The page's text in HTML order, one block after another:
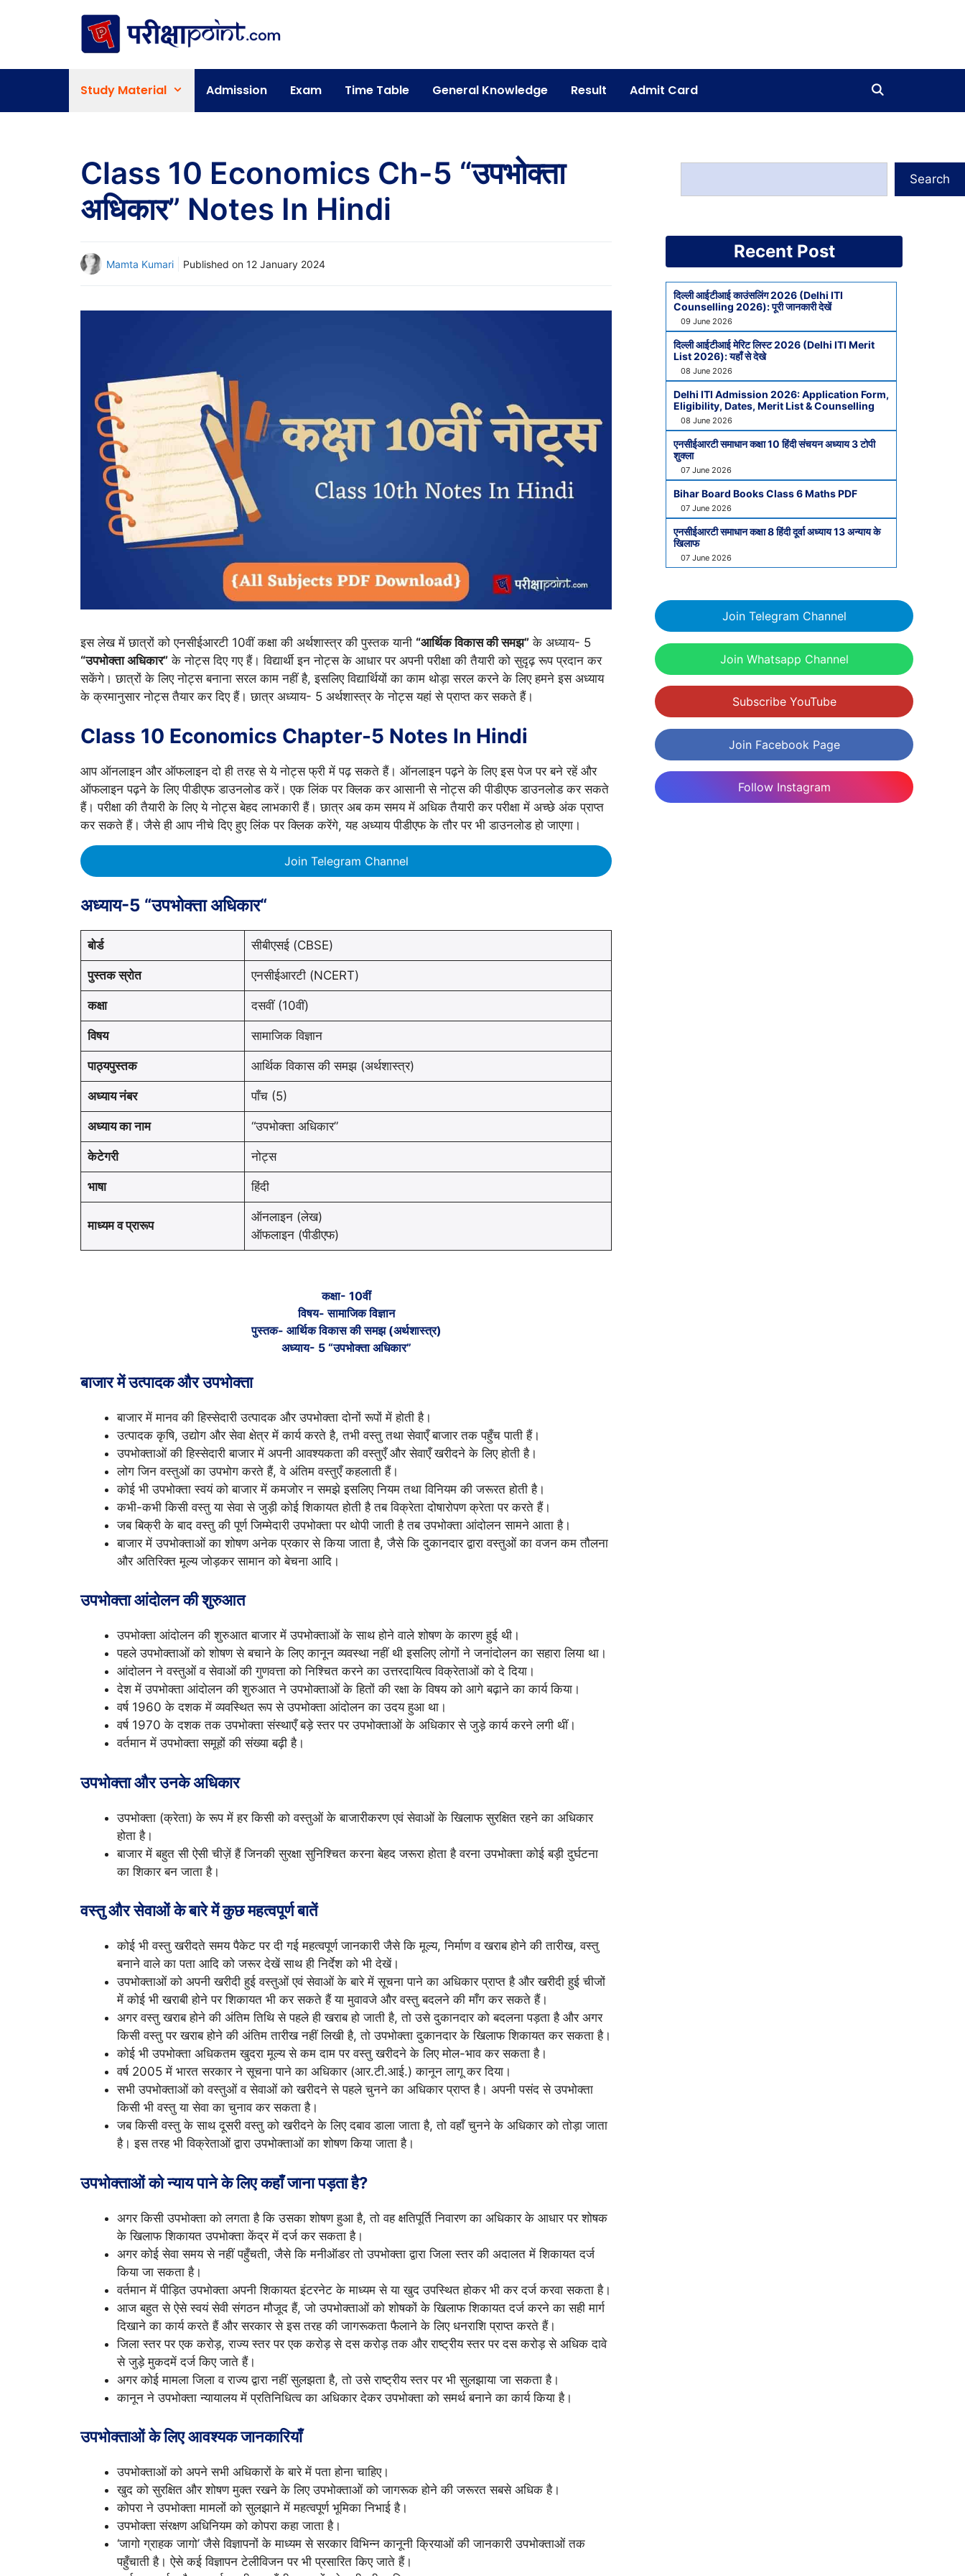
Study Material Admission Exam Time Table General Knowledge Result Admit Card
Class 10 Economics Ch-5 “उपभोक्ता
अधिकार” Notes In Hindi
Mamta Kumari Published on 12 January 2024
इस लेख में छात्रों को एनसीईआरटी 10वीं कक्षा की अर्थशास्त्र की पुस्तक यानी “आर्थिक विकास की समझ” के अध्याय- 5
“उपभोक्ता अधिकार” के नोट्स दिए गए हैं। विद्यार्थी इन नोट्स के आधार पर अपनी परीक्षा की तैयारी को सुदृढ़ रूप प्रदान कर
सकेंगे। छात्रों के लिए नोट्स बनाना सरल काम नहीं है, इसलिए विद्यार्थियों का काम थोड़ा सरल करने के लिए हमने इस अध्याय
के क्रमानुसार नोट्स तैयार कर दिए हैं। छात्र अध्याय- 5 अर्थशास्त्र के नोट्स यहां से प्राप्त कर सकते हैं।
Class 10 Economics Chapter-5 Notes In Hindi
आप ऑनलाइन और ऑफलाइन दो ही तरह से ये नोट्स फ्री में पढ़ सकते हैं। ऑनलाइन पढ़ने के लिए इस पेज पर बने रहें और
ऑफलाइन पढ़ने के लिए पीडीएफ डाउनलोड करें। एक लिंक पर क्लिक कर आसानी से नोट्स की पीडीएफ डाउनलोड कर सकते
हैं। परीक्षा की तैयारी के लिए ये नोट्स बेहद लाभकारी हैं। छात्र अब कम समय में अधिक तैयारी कर परीक्षा में अच्छे अंक प्राप्त
कर सकते हैं। जैसे ही आप नीचे दिए हुए लिंक पर क्लिक करेंगे, यह अध्याय पीडीएफ के तौर पर भी डाउनलोड हो जाएगा।
Join Telegram Channel
अध्याय-5 “उपभोक्ता अधिकार“
बोर्ड सीबीएसई (CBSE)
पुस्तक स्रोत एनसीईआरटी (NCERT)
कक्षा दसवीं (10वीं)
विषय सामाजिक विज्ञान
पाठ्यपुस्तक आर्थिक विकास की समझ (अर्थशास्त्र)
अध्याय नंबर पाँच (5)
अध्याय का नाम “उपभोक्ता अधिकार”
केटेगरी नोट्स
भाषा हिंदी
माध्यम व प्रारूप
ऑनलाइन (लेख)
ऑफलाइन (पीडीएफ)
कक्षा- 10वीं
विषय- सामाजिक विज्ञान
पुस्तक- आर्थिक विकास की समझ (अर्थशास्त्र)
अध्याय- 5 “उपभोक्ता अधिकार”
बाजार में उत्पादक और उपभोक्ता
बाजार में मानव की हिस्सेदारी उत्पादक और उपभोक्ता दोनों रूपों में होती है।
उत्पादक कृषि, उद्योग और सेवा क्षेत्र में कार्य करते है, तभी वस्तु तथा सेवाएँ बाजार तक पहुँच पाती हैं।
उपभोक्ताओं की हिस्सेदारी बाजार में अपनी आवश्यकता की वस्तुएँ और सेवाएँ खरीदने के लिए होती है।
लोग जिन वस्तुओं का उपभोग करते हैं, वे अंतिम वस्तुएँ कहलाती हैं।
कोई भी उपभोक्ता स्वयं को बाजार में कमजोर न समझे इसलिए नियम तथा विनियम की जरूरत होती है।
कभी-कभी किसी वस्तु या सेवा से जुड़ी कोई शिकायत होती है तब विक्रेता दोषारोपण क्रेता पर करते हैं।
जब बिक्री के बाद वस्तु की पूर्ण जिम्मेदारी उपभोक्ता पर थोपी जाती है तब उपभोक्ता आंदोलन सामने आता है।
बाजार में उपभोक्ताओं का शोषण अनेक प्रकार से किया जाता है, जैसे कि दुकानदार द्वारा वस्तुओं का वजन कम तौलना
और अतिरिक्त मूल्य जोड़कर सामान को बेचना आदि।
उपभोक्ता आंदोलन की शुरुआत
उपभोक्ता आंदोलन की शुरुआत बाजार में उपभोक्ताओं के साथ होने वाले शोषण के कारण हुई थी।
पहले उपभोक्ताओं को शोषण से बचाने के लिए कानून व्यवस्था नहीं थी इसलिए लोगों ने जनांदोलन का सहारा लिया था।
आंदोलन ने वस्तुओं व सेवाओं की गुणवत्ता को निश्चित करने का उत्तरदायित्व विक्रेताओं को दे दिया।
देश में उपभोक्ता आंदोलन की शुरुआत ने उपभोक्ताओं के हितों की रक्षा के विषय को आगे बढ़ाने का कार्य किया।
वर्ष 1960 के दशक में व्यवस्थित रूप से उपभोक्ता आंदोलन का उदय हुआ था।
वर्ष 1970 के दशक तक उपभोक्ता संस्थाएँ बड़े स्तर पर उपभोक्ताओं के अधिकार से जुड़े कार्य करने लगी थीं।
वर्तमान में उपभोक्ता समूहों की संख्या बढ़ी है।
उपभोक्ता और उनके अधिकार
उपभोक्ता (क्रेता) के रूप में हर किसी को वस्तुओं के बाजारीकरण एवं सेवाओं के खिलाफ सुरक्षित रहने का अधिकार
होता है।
बाजार में बहुत सी ऐसी चीज़ें हैं जिनकी सुरक्षा सुनिश्चित करना बेहद जरूरा होता है वरना उपभोक्ता कोई बड़ी दुर्घटना
का शिकार बन जाता है।
वस्तु और सेवाओं के बारे में कुछ महत्वपूर्ण बातें
कोई भी वस्तु खरीदते समय पैकेट पर दी गई महत्वपूर्ण जानकारी जैसे कि मूल्य, निर्माण व खराब होने की तारीख, वस्तु
बनाने वाले का पता आदि को जरूर देखें साथ ही निर्देश को भी देखें।
उपभोक्ताओं को अपनी खरीदी हुई वस्तुओं एवं सेवाओं के बारे में सूचना पाने का अधिकार प्राप्त है और खरीदी हुई चीजों
में कोई भी खराबी होने पर शिकायत भी कर सकते हैं या मुवावजे और वस्तु बदलने की माँग कर सकते हैं।
अगर वस्तु खराब होने की अंतिम तिथि से पहले ही खराब हो जाती है, तो उसे दुकानदार को बदलना पड़ता है और अगर
किसी वस्तु पर खराब होने की अंतिम तारीख नहीं लिखी है, तो उपभोक्ता दुकानदार के खिलाफ शिकायत कर सकता है।
कोई भी उपभोक्ता अधिकतम खुदरा मूल्य से कम दाम पर वस्तु खरीदने के लिए मोल-भाव कर सकता है।
वर्ष 2005 में भारत सरकार ने सूचना पाने का अधिकार (आर.टी.आई.) कानून लागू कर दिया।
सभी उपभोक्ताओं को वस्तुओं व सेवाओं को खरीदने से पहले चुनने का अधिकार प्राप्त है। अपनी पसंद से उपभोक्ता
किसी भी वस्तु या सेवा का चुनाव कर सकता है।
जब किसी वस्तु के साथ दूसरी वस्तु को खरीदने के लिए दबाव डाला जाता है, तो वहाँ चुनने के अधिकार को तोड़ा जाता
है। इस तरह भी विक्रेताओं द्वारा उपभोक्ताओं का शोषण किया जाता है।
उपभोक्ताओं को न्याय पाने के लिए कहाँ जाना पड़ता है?
अगर किसी उपभोक्ता को लगता है कि उसका शोषण हुआ है, तो वह क्षतिपूर्ति निवारण का अधिकार के आधार पर शोषक
के खिलाफ शिकायत उपभोक्ता केंद्र में दर्ज कर सकता है।
अगर कोई सेवा समय से नहीं पहुँचती, जैसे कि मनीऑडर तो उपभोक्ता द्वारा जिला स्तर की अदालत में शिकायत दर्ज
किया जा सकता है।
वर्तमान में पीड़ित उपभोक्ता अपनी शिकायत इंटरनेट के माध्यम से या खुद उपस्थित होकर भी कर दर्ज करवा सकता है।
आज बहुत से ऐसे स्वयं सेवी संगठन मौजूद हैं, जो उपभोक्ताओं को शोषकों के खिलाफ शिकायत दर्ज करने का सही मार्ग
दिखाने का कार्य करते हैं और सरकार से इस तरह की जागरूकता फैलाने के लिए धनराशि प्राप्त करते हैं।
जिला स्तर पर एक करोड़, राज्य स्तर पर एक करोड़ से दस करोड़ तक और राष्ट्रीय स्तर पर दस करोड़ से अधिक दावे
से जुड़े मुकदमें दर्ज किए जाते हैं।
अगर कोई मामला जिला व राज्य द्वारा नहीं सुलझता है, तो उसे राष्ट्रीय स्तर पर भी सुलझाया जा सकता है।
कानून ने उपभोक्ता न्यायालय में प्रतिनिधित्व का अधिकार देकर उपभोक्ता को समर्थ बनाने का कार्य किया है।
उपभोक्ताओं के लिए आवश्यक जानकारियाँ
उपभोक्ताओं को अपने सभी अधिकारों के बारे में पता होना चाहिए।
खुद को सुरक्षित और शोषण मुक्त रखने के लिए उपभोक्ताओं को जागरूक होने की जरूरत सबसे अधिक है।
कोपरा ने उपभोक्ता मामलों को सुलझाने में महत्वपूर्ण भूमिका निभाई है।
उपभोक्ता संरक्षण अधिनियम को कोपरा कहा जाता है।
‘जागो ग्राहक जागो’ जैसे विज्ञापनों के माध्यम से सरकार विभिन्न कानूनी क्रियाओं की जानकारी उपभोक्ताओं तक
पहुँचाती है। ऐसे कई विज्ञापन टेलीविजन पर भी प्रसारित किए जाते हैं।
Search
Recent Post
दिल्ली आईटीआई काउंसलिंग 2026 (Delhi ITI
Counselling 2026): पूरी जानकारी देखें
09 June 2026
दिल्ली आईटीआई मेरिट लिस्ट 2026 (Delhi ITI Merit
List 2026): यहाँ से देखे
08 June 2026
Delhi ITI Admission 2026: Application Form,
Eligibility, Dates, Merit List & Counselling
08 June 2026
एनसीईआरटी समाधान कक्षा 10 हिंदी संचयन अध्याय 3 टोपी
शुक्ला
07 June 2026
Bihar Board Books Class 6 Maths PDF
07 June 2026
एनसीईआरटी समाधान कक्षा 8 हिंदी दूर्वा अध्याय 13 अन्याय के
खिलाफ
07 June 2026
Join Telegram Channel
Join Whatsapp Channel
Subscribe YouTube
Join Facebook Page
Follow Instagram